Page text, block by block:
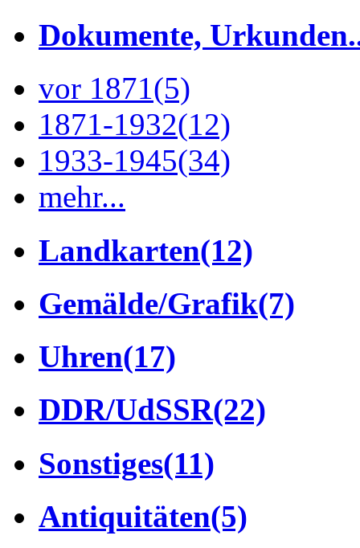
Dokumente,
vor 1871(5)
1871-1932(12)
1933-1945(34)
mehr...
Landkarten(12)
Gemälde/Grafik(7)
Uhren(17)
DDR/UdSSR(22)
Sonstiges(11)
Antiquitäten(5)